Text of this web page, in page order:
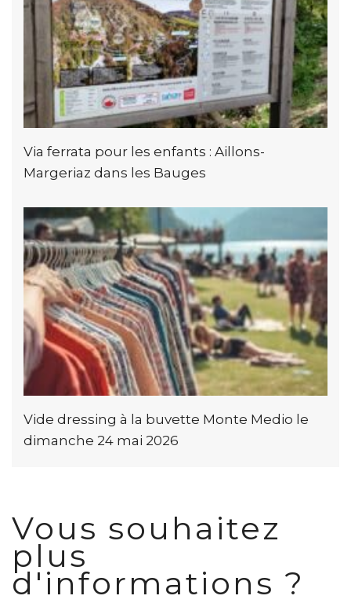
Via ferrata pour les enfants : Aillons-
Margeriaz dans les Bauges
Vide dressing à la buvette Monte Medio le
dimanche 24 mai 2026
Vous souhaitez
plus
d'informations ?